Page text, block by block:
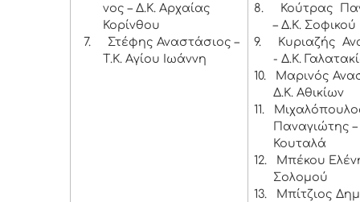
νος – Δ.Κ. Αρχαίας
Κορίνθου
7.
Στέφης Αναστάσιος –
Τ.Κ. Αγίου Ιωάννη
8.
Κούτρας
– Δ.Κ. Σοφικού
9.
Κυριαζής
- Δ.Κ.
10.
Μαρινός
Δ.Κ. Αθικίων
11.
Παναγιώτης –
Κουταλά
12.
Μπέκου
Σολομού
13.
Μπίτζιος